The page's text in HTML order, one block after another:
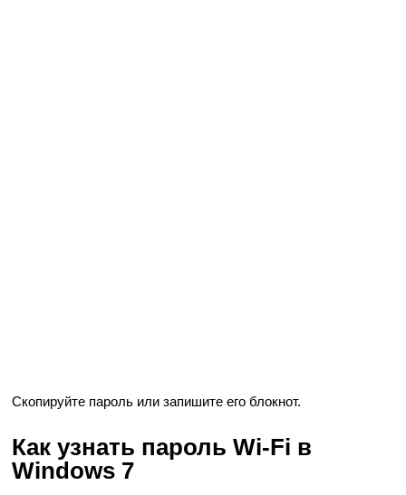
Скопируйте пароль или запишите его блокнот.
Как узнать пароль Wi-Fi в
Windows 7